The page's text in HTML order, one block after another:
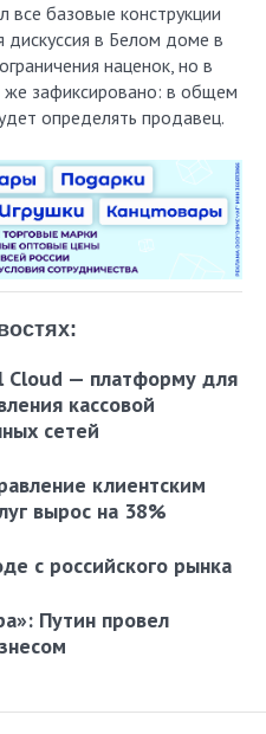
все базовые конструкции
дискуссия в Белом доме в
наценок, но в
же зафиксировано: в общем
определять продавец.
Cloud — платформу для
кассовой
сетей
клиентским
вырос на 38%
с российского рынка
Путин провел